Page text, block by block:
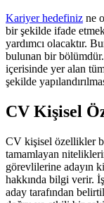
Kariyer hedefiniz ne
bir şekilde ifade
yardımcı olacaktır.
bulunan bir
içerisinde yer alan
şekilde
CV Kişisel
CV kişisel özellikler
tamamlayan
görevlilerine adayın
hakkında bilgi verir.
aday tarafından